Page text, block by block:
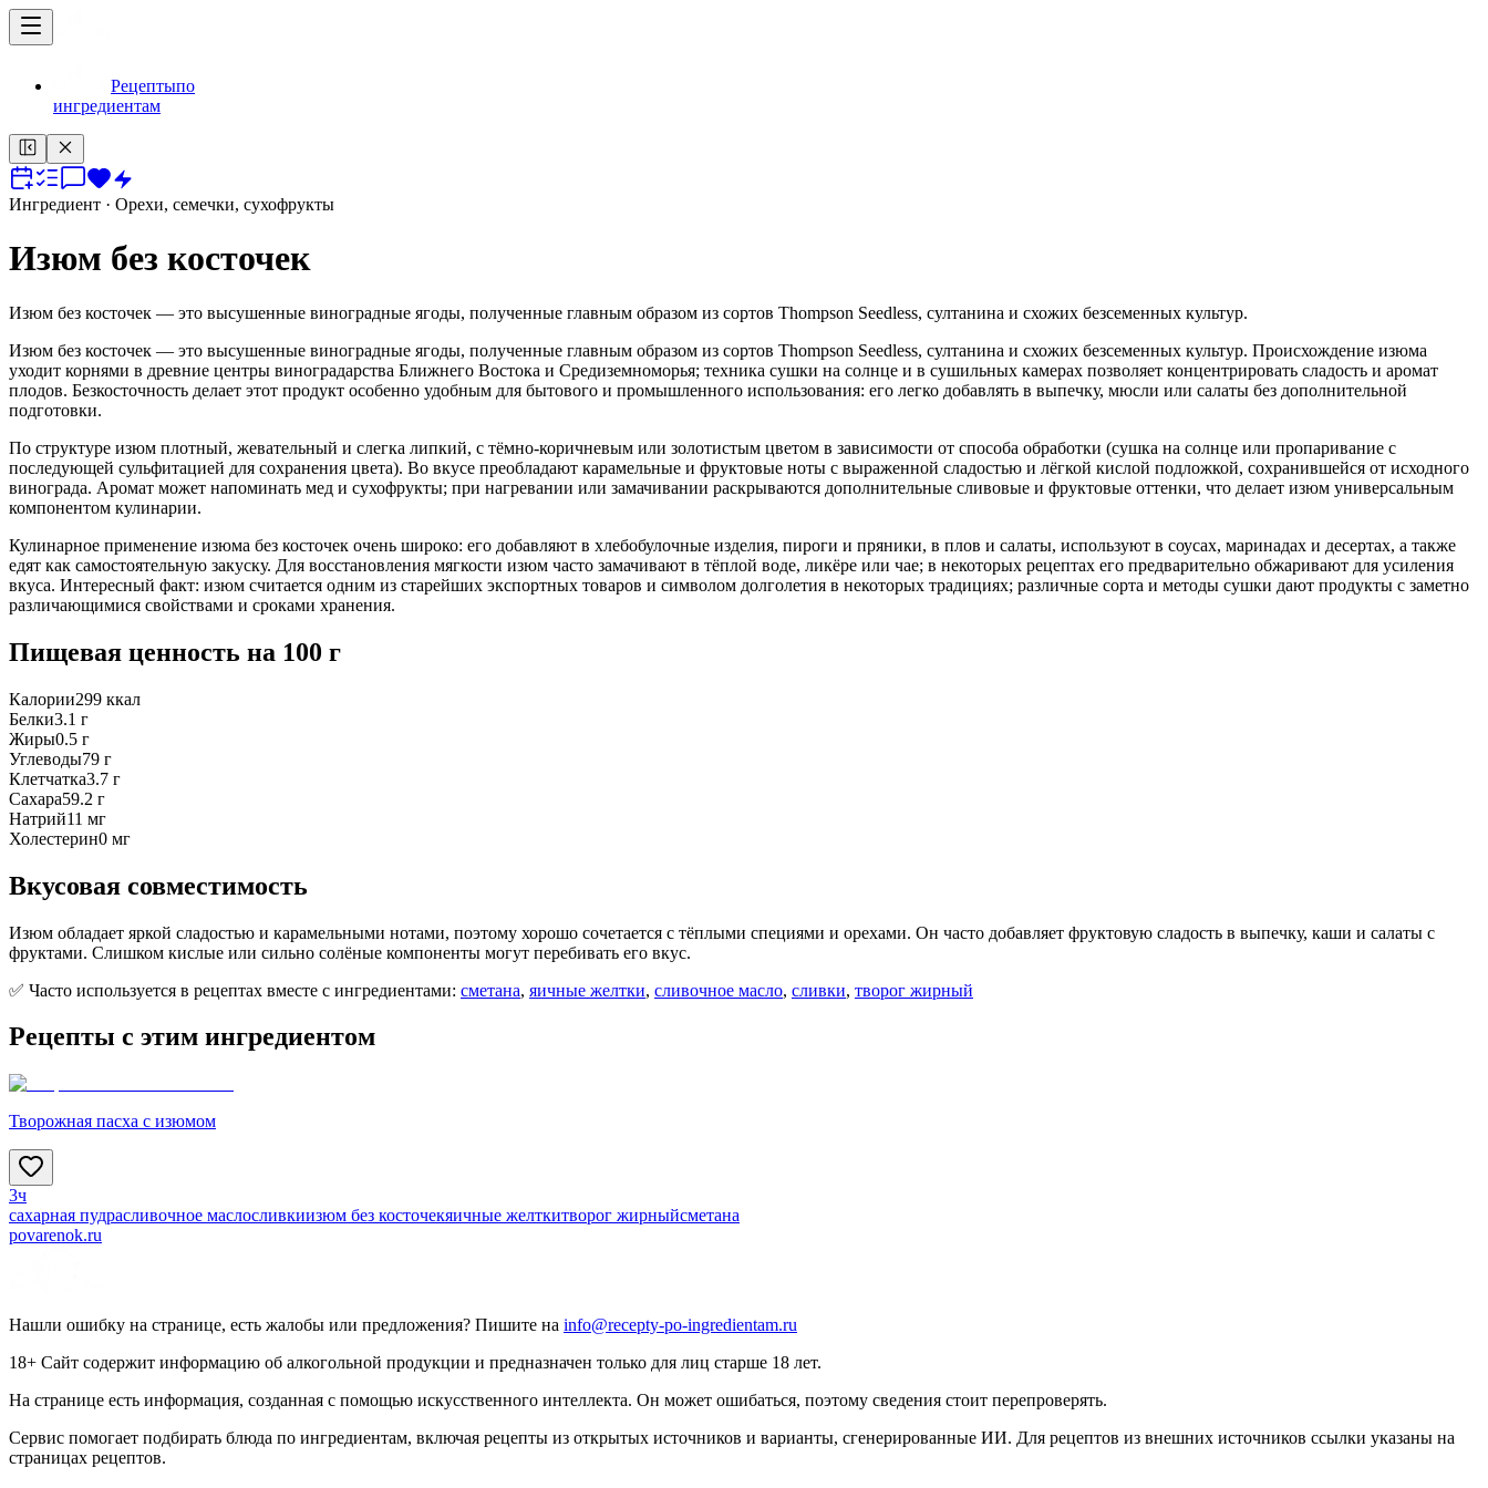
Рецептыпо
ингредиентам
Ингредиент · Орехи, семечки, сухофрукты
Изюм без косточек
Изюм без косточек — это высушенные виноградные ягоды, полученные главным образом из сортов Thompson Seedless, султанина и схожих безсеменных культур.
Изюм без косточек — это высушенные виноградные ягоды, полученные главным образом из сортов Thompson Seedless, султанина и схожих безсеменных культур. Происхождение изюма
уходит корнями в древние центры виноградарства Ближнего Востока и Средиземноморья; техника сушки на солнце и в сушильных камерах позволяет концентрировать сладость и аромат
плодов. Безкосточность делает этот продукт особенно удобным для бытового и промышленного использования: его легко добавлять в выпечку, мюсли или салаты без дополнительной
подготовки.
По структуре изюм плотный, жевательный и слегка липкий, с тёмно-коричневым или золотистым цветом в зависимости от способа обработки (сушка на солнце или пропаривание с
последующей сульфитацией для сохранения цвета). Во вкусе преобладают карамельные и фруктовые ноты с выраженной сладостью и лёгкой кислой подложкой, сохранившейся от исходного
винограда. Аромат может напоминать мед и сухофрукты; при нагревании или замачивании раскрываются дополнительные сливовые и фруктовые оттенки, что делает изюм универсальным
компонентом кулинарии.
Кулинарное применение изюма без косточек очень широко: его добавляют в хлебобулочные изделия, пироги и пряники, в плов и салаты, используют в соусах, маринадах и десертах, а также
едят как самостоятельную закуску. Для восстановления мягкости изюм часто замачивают в тёплой воде, ликёре или чае; в некоторых рецептах его предварительно обжаривают для усиления
вкуса. Интересный факт: изюм считается одним из старейших экспортных товаров и символом долголетия в некоторых традициях; различные сорта и методы сушки дают продукты с заметно
различающимися свойствами и сроками хранения.
Пищевая ценность на 100 г
Калории299 ккал
Белки3.1 г
Жиры0.5 г
Углеводы79 г
Клетчатка3.7 г
Сахара59.2 г
Натрий11 мг
Холестерин0 мг
Вкусовая совместимость
Изюм обладает яркой сладостью и карамельными нотами, поэтому хорошо сочетается с тёплыми специями и орехами. Он часто добавляет фруктовую сладость в выпечку, каши и салаты с
фруктами. Слишком кислые или сильно солёные компоненты могут перебивать его вкус.
✅ Часто используется в рецептах вместе с ингредиентами: сметана, яичные желтки, сливочное масло, сливки, творог жирный
Рецепты с этим ингредиентом
Творожная пасха с изюмом
3ч
сахарная пудрасливочное маслосливкиизюм без косточекяичные желткитворог жирныйсметана
povarenok.ru
Нашли ошибку на странице, есть жалобы или предложения? Пишите на info@recepty-po-ingredientam.ru
18+ Сайт содержит информацию об алкогольной продукции и предназначен только для лиц старше 18 лет.
На странице есть информация, созданная с помощью искусственного интеллекта. Он может ошибаться, поэтому сведения стоит перепроверять.
Сервис помогает подбирать блюда по ингредиентам, включая рецепты из открытых источников и варианты, сгенерированные ИИ. Для рецептов из внешних источников ссылки указаны на
страницах рецептов.